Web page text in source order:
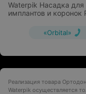
Waterpik Насадка для
имплантов и коронок
«Orbital»
Реализация товара
Waterpik осуществляется